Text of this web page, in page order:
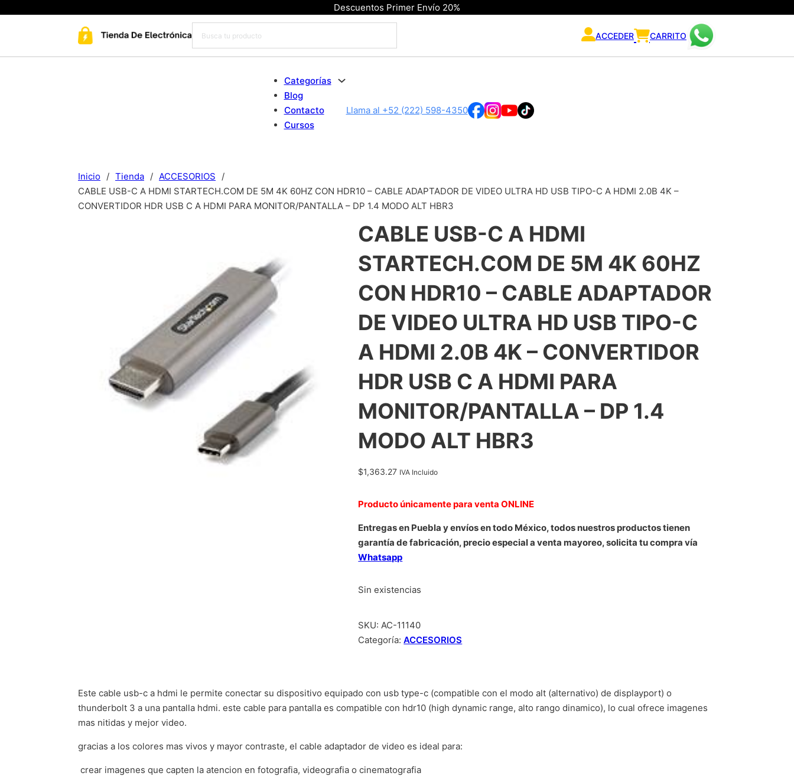
Descuentos Primer Envío 20%
ACCEDER CARRITO
Categorías
Blog
Contacto
Cursos
Llama al +52 (222) 598-4350
Inicio / Tienda / ACCESORIOS
/
CABLE USB-C A HDMI STARTECH.COM DE 5M 4K 60HZ CON HDR10 – CABLE ADAPTADOR DE VIDEO ULTRA HD USB TIPO-C A HDMI 2.0B 4K –
CONVERTIDOR HDR USB C A HDMI PARA MONITOR/PANTALLA – DP 1.4 MODO ALT HBR3
CABLE USB-C A HDMI
STARTECH.COM DE 5M 4K 60HZ
CON HDR10 – CABLE ADAPTADOR
DE VIDEO ULTRA HD USB TIPO-C
A HDMI 2.0B 4K – CONVERTIDOR
HDR USB C A HDMI PARA
MONITOR/PANTALLA – DP 1.4
MODO ALT HBR3
$1,363.27 IVA Incluido
Producto únicamente para venta ONLINE
Entregas en Puebla y envíos en todo México, todos nuestros productos tienen
garantía de fabricación, precio especial a venta mayoreo, solicita tu compra vía
Whatsapp
Sin existencias
SKU:AC-11140
Categoría:ACCESORIOS
Este cable usb-c a hdmi le permite conectar su dispositivo equipado con usb type-c (compatible con el modo alt (alternativo) de displayport) o
thunderbolt 3 a una pantalla hdmi. este cable para pantalla es compatible con hdr10 (high dynamic range, alto rango dinamico), lo cual ofrece imagenes
mas nitidas y mejor video.
gracias a los colores mas vivos y mayor contraste, el cable adaptador de video es ideal para:
 crear imagenes que capten la atencion en fotografia, videografia o cinematografia